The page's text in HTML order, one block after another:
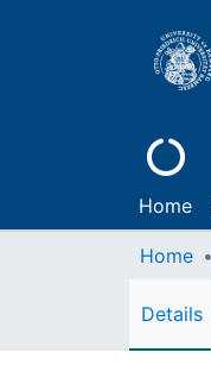
Home
Home
Details